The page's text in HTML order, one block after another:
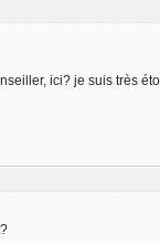
ici? je suis très